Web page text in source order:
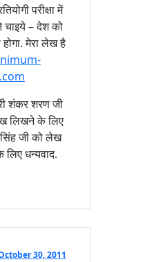
परीक्षा में
– देश को
होगा. मेरा लेख है
शंकर शरण जी
लिखने के लिए
जी को लेख
लिए धन्यवाद.
30, 2011